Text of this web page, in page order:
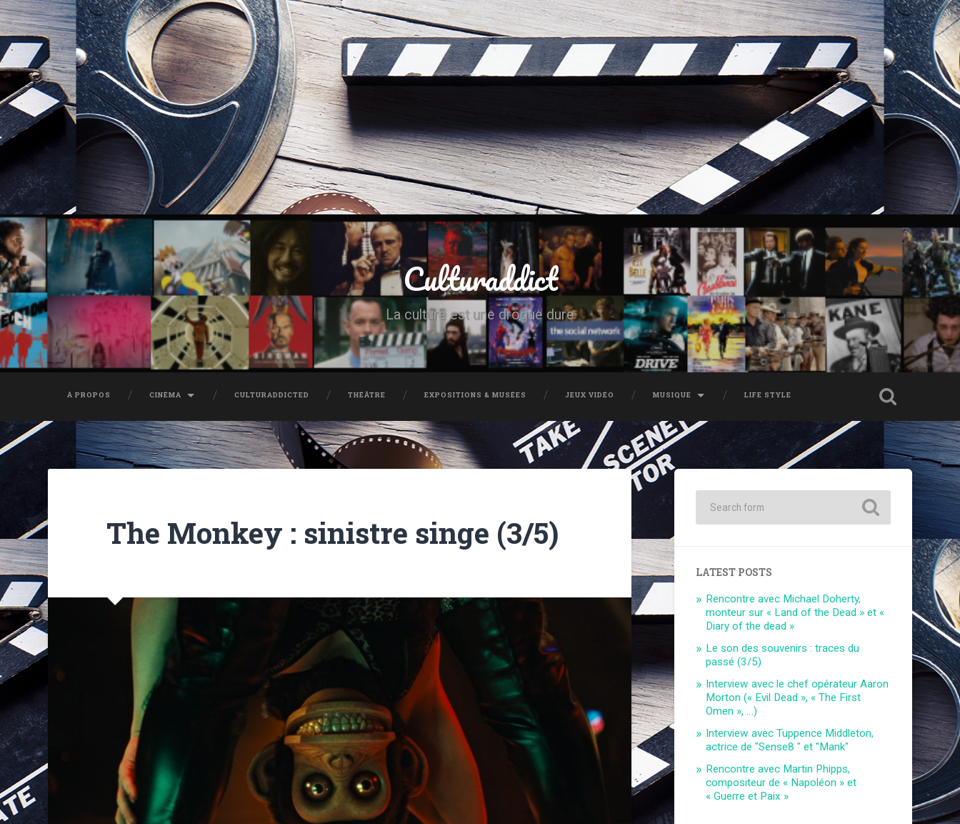
Culturaddict
La culture est une drogue dure
À PROPOS CINÉMA CULTURADDICTED THÉÂTRE EXPOSITIONS & MUSÉES JEUX VIDÉO MUSIQUE LIFE STYLE
The Monkey : sinistre singe (3/5)
LATEST POSTS
Rencontre avec Michael Doherty,
monteur sur « Land of the Dead » et «
Diary of the dead »
Le son des souvenirs : traces du
passé (3/5)
Interview avec le chef opérateur Aaron
Morton (« Evil Dead », « The First
Omen », …)
Interview avec Tuppence Middleton,
actrice de "Sense8 " et "Mank"
Rencontre avec Martin Phipps,
compositeur de « Napoléon » et
« Guerre et Paix »